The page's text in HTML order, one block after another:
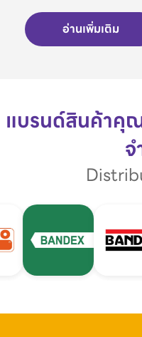
อ่านเพิ่มเติม
แบรนด์สินค้าคุ